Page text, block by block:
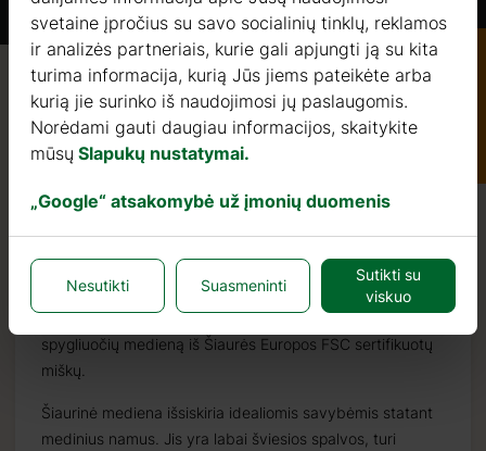
Kokybė / garantija / konsultacijos
Kokybė
Medinių konstrukcijų gamybos sektoriuje dirbame nuo
2004 metų. Per šiuos metus atrinkome geriausius
medienos tiekėjus. Naudojame tik lėtai augančią
spygliuočių medieną iš Šiaurės Europos FSC sertifikuotų
miškų.
Šiaurinė mediena išsiskiria idealiomis savybėmis statant
medinius namus. Jis yra labai šviesios spalvos, turi
svetaine įpročius su savo socialinių tinklų, reklamos
ir analizės partneriais, kurie gali apjungti ją su kita
turima informacija, kurią Jūs jiems pateikėte arba
kurią jie surinko iš naudojimosi jų paslaugomis.
Norėdami gauti daugiau informacijos, skaitykite
mūsų Slapukų nustatymai.
„Google“ atsakomybė už įmonių duomenis
Nesutikti Suasmeninti
Sutikti su
viskuo